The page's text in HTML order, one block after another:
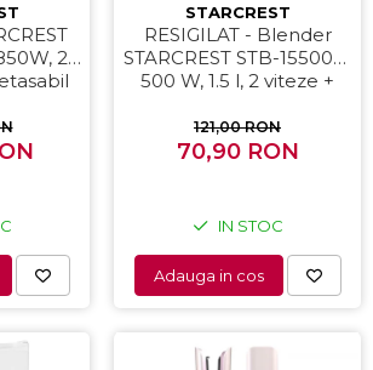
20
inox,
STARCREST
RESIGILAT - Blender
STARCREST STB-15500B,
500 W, 1.5 l, 2 viteze +
121,00 RON
70,90 RON
IN STOC
Adauga in cos